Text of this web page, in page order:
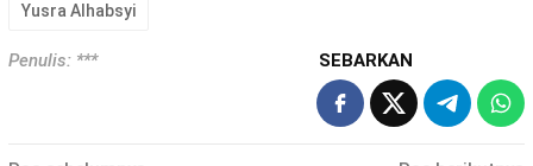
Yusra Alhabsyi
Penulis: *** SEBARKAN